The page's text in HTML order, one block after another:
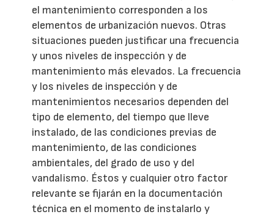
el mantenimiento corresponden a los
elementos de urbanización nuevos. Otras
situaciones pueden justificar una frecuencia
y unos niveles de inspección y de
mantenimiento más elevados. La frecuencia
y los niveles de inspección y de
mantenimientos necesarios dependen del
tipo de elemento, del tiempo que lleve
instalado, de las condiciones previas de
mantenimiento, de las condiciones
ambientales, del grado de uso y del
vandalismo. Éstos y cualquier otro factor
relevante se fijarán en la documentación
técnica en el momento de instalarlo y